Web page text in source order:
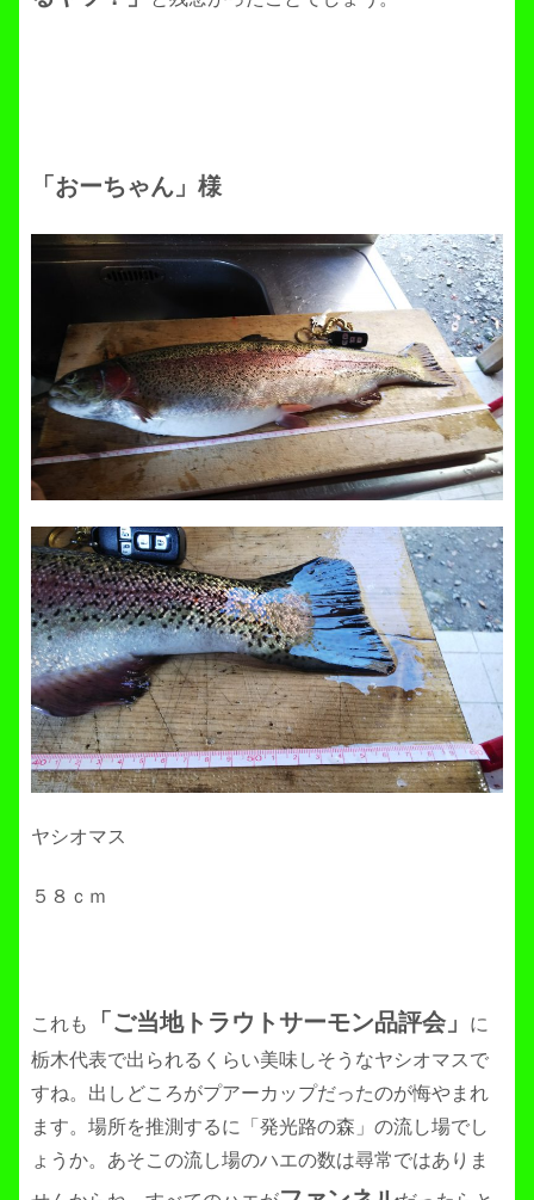
「おーちゃん」様
ヤシオマス
５８ｃｍ
これも 「ご当地トラウトサーモン品評会」
に
栃木代表で出られるくらい美味しそうなヤシオマスで
すね。出しどころがプアーカップだったのが悔やまれ
ます。場所を推測するに「発光路の森」の流し場でし
ょうか。あそこの流し場のハエの数は尋常ではありま